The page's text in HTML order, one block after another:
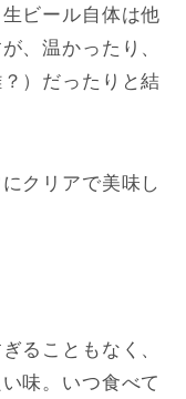
ビール自体は他
、温かったり、
）だったりと結
クリアで美味し
ることもなく、
味。いつ食べて